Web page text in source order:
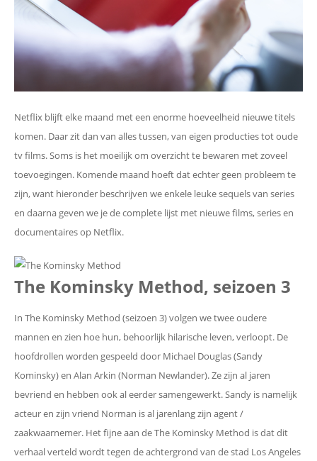
Netflix blijft elke maand met een enorme hoeveelheid nieuwe titels
komen. Daar zit dan van alles tussen, van eigen producties tot oude
tv films. Soms is het moeilijk om overzicht te bewaren met zoveel
toevoegingen. Komende maand hoeft dat echter geen probleem te
zijn, want hieronder beschrijven we enkele leuke sequels van series
en daarna geven we je de complete lijst met nieuwe films, series en
documentaires op Netflix.
The Kominsky Method, seizoen 3
In The Kominsky Method (seizoen 3) volgen we twee oudere
mannen en zien hoe hun, behoorlijk hilarische leven, verloopt. De
hoofdrollen worden gespeeld door Michael Douglas (Sandy
Kominsky) en Alan Arkin (Norman Newlander). Ze zijn al jaren
bevriend en hebben ook al eerder samengewerkt. Sandy is namelijk
acteur en zijn vriend Norman is al jarenlang zijn agent /
zaakwaarnemer. Het fijne aan de The Kominsky Method is dat dit
verhaal verteld wordt tegen de achtergrond van de stad Los Angeles